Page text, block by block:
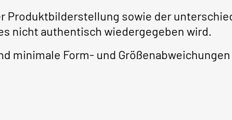
Produktbilderstellung sowie der
nicht authentisch wiedergegeben wird.
minimale Form- und